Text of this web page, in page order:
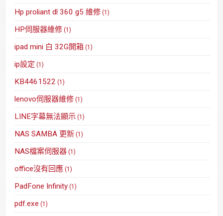
Hp proliant dl 360 g5 維修 (1)
HP伺服器維修 (1)
ipad mini 白 32G開箱 (1)
ip設定 (1)
KB4461522 (1)
lenovo伺服器維修 (1)
LINE字幕無法顯示 (1)
NAS SAMBA 更新 (1)
NAS檔案伺服器 (1)
office沒有回應 (1)
PadFone Infinity (1)
pdf.exe (1)